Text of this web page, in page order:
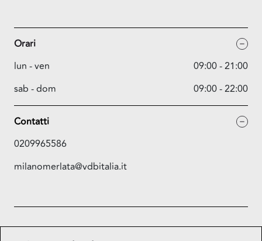
Orari
lun - ven
09:00 - 21:00
sab - dom
09:00 - 22:00
Contatti
0209965586
milanomerlata@vdbitalia.it